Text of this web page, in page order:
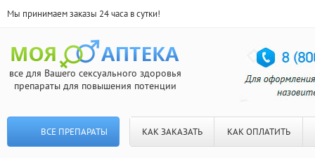
Мы принимаем заказы 24 часа в сутки!
все для Вашего сексуального здоровья
препараты для повышения потенции
ВСЕ ПРЕПАРАТЫ КАК ЗАКАЗАТЬ КАК ОПЛАТИТЬ